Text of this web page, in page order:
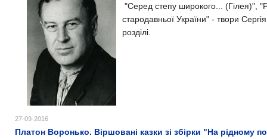
"Серед степу широкого... (Гілея)",
стародавньої України" - твори
розділі.
27-09-2016
Платон Воронько. Віршовані казки зі збірки "На рідному